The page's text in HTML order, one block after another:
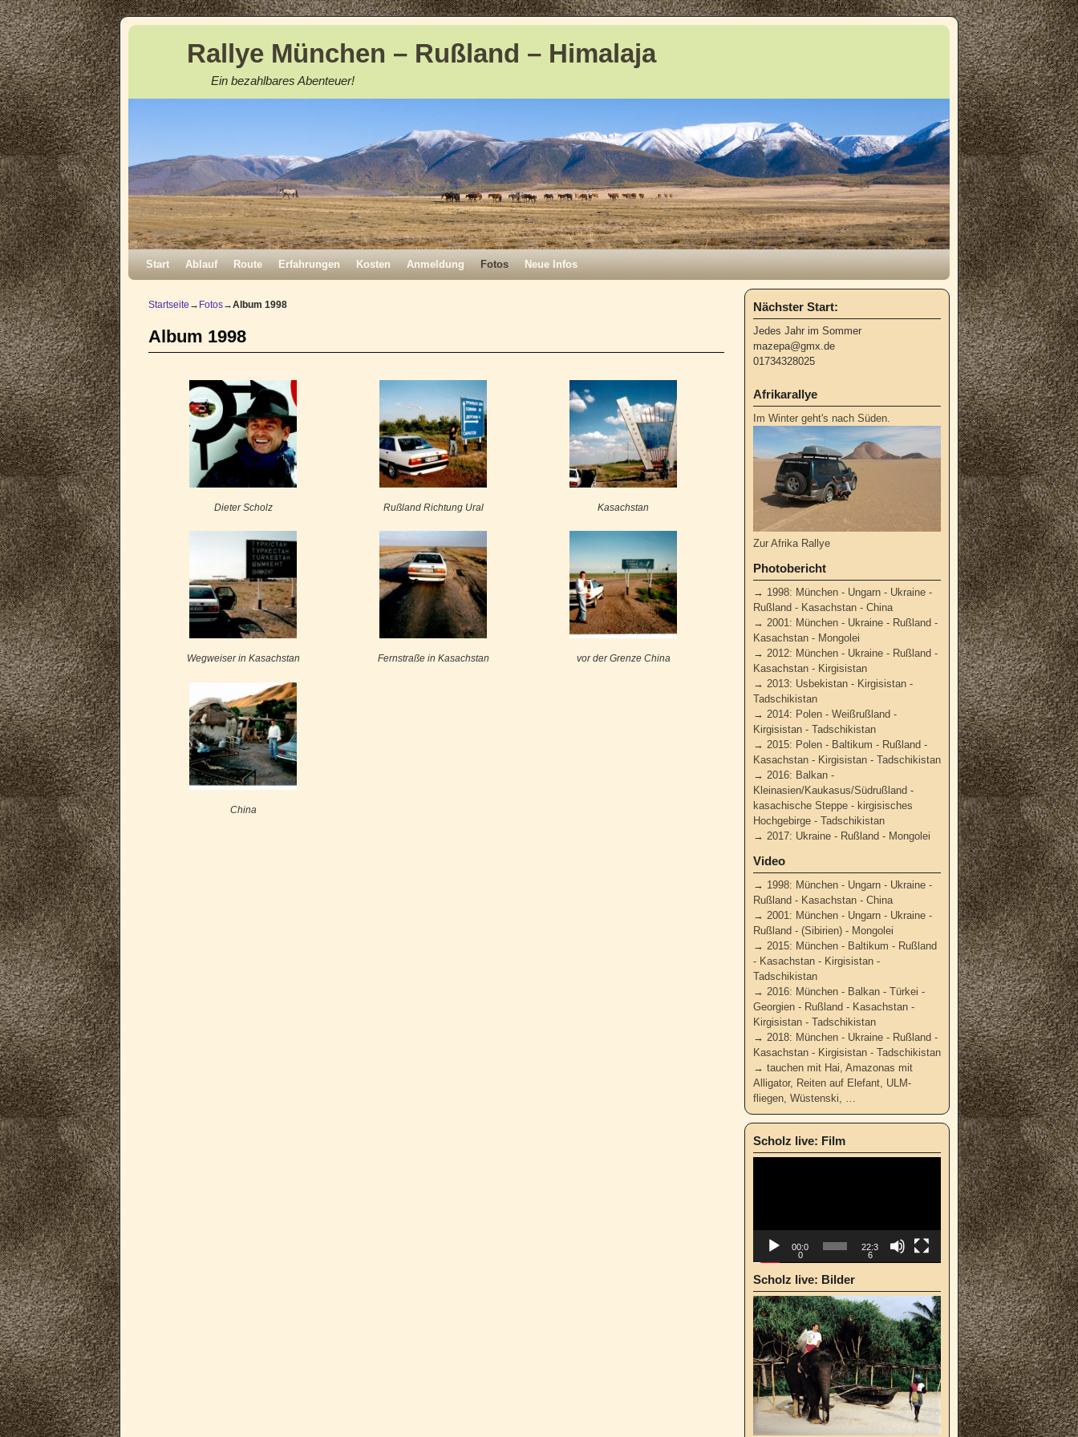
Rallye München – Rußland – Himalaja
Ein bezahlbares Abenteuer!
Start Ablauf Route Erfahrungen Kosten Anmeldung Fotos Neue Infos
Startseite → Fotos→Album 1998
Album 1998
Dieter Scholz Rußland Richtung Ural Kasachstan
Wegweiser in Kasachstan Fernstraße in Kasachstan vor der Grenze China
China
Nächster Start:
Jedes Jahr im Sommer
mazepa@gmx.de
01734328025
Afrikarallye
Im Winter geht's nach Süden.
Zur Afrika Rallye
Photobericht
→ 1998: München - Ungarn - Ukraine -
Rußland - Kasachstan - China
→ 2001: München - Ukraine - Rußland -
Kasachstan - Mongolei
→ 2012: München - Ukraine - Rußland -
Kasachstan - Kirgisistan
→ 2013: Usbekistan - Kirgisistan -
Tadschikistan
→ 2014: Polen - Weißrußland -
Kirgisistan - Tadschikistan
→ 2015: Polen - Baltikum - Rußland -
Kasachstan - Kirgisistan - Tadschikistan
→ 2016: Balkan -
Kleinasien/Kaukasus/Südrußland -
kasachische Steppe - kirgisisches
Hochgebirge - Tadschikistan
→ 2017: Ukraine - Rußland - Mongolei
Video
→ 1998: München - Ungarn - Ukraine -
Rußland - Kasachstan - China
→ 2001: München - Ungarn - Ukraine -
Rußland - (Sibirien) - Mongolei
→ 2015: München - Baltikum - Rußland
- Kasachstan - Kirgisistan -
Tadschikistan
→ 2016: München - Balkan - Türkei -
Georgien - Rußland - Kasachstan -
Kirgisistan - Tadschikistan
→ 2018: München - Ukraine - Rußland -
Kasachstan - Kirgisistan - Tadschikistan
→ tauchen mit Hai, Amazonas mit
Alligator, Reiten auf Elefant, ULM-
fliegen, Wüstenski, …
Scholz live: Film
00:0
0
22:3
6
Scholz live: Bilder